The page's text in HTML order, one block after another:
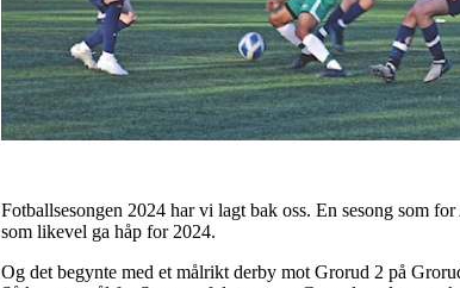
Fotballsesongen 2024 har vi lagt bak oss. En sesong som
som likevel ga håp for 2024.
Og det begynte med et målrikt derby mot Grorud 2 på